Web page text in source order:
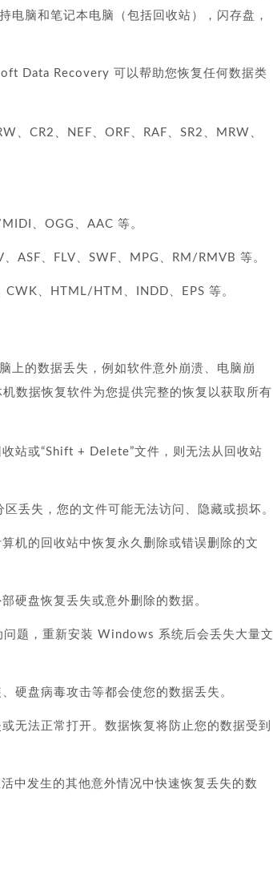
电脑和笔记本电脑（包括回收站），闪存盘，
Data Recovery 可以帮助您恢复任何数据类
、CR2、NEF、ORF、RAF、SR2、MRW、
、OGG、AAC 等。
ASF、FLV、SWF、MPG、RM/RMVB 等。
、HTML/HTM、INDD、EPS 等。
上的数据丢失，例如软件意外崩溃、电脑崩
数据恢复软件为您提供完整的恢复以获取所有
站或“Shift + Delete”文件，则无法从回收站
丢失，您的文件可能无法访问、隐藏或损坏。
机的回收站中恢复永久删除或错误删除的文
硬盘恢复丢失或意外删除的数据。
题，重新安装 Windows 系统后会丢失大量文
硬盘病毒攻击等都会使您的数据丢失。
无法正常打开。数据恢复将防止您的数据受到
中发生的其他意外情况中快速恢复丢失的数